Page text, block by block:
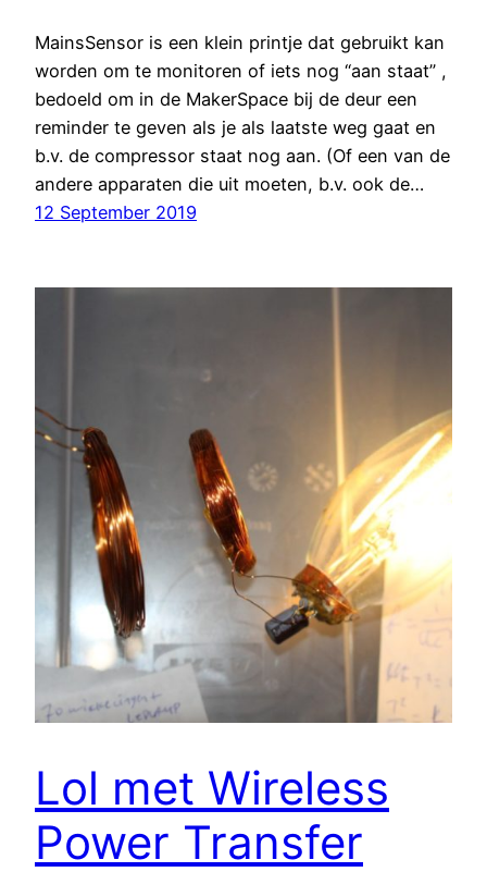
MainsSensor is een klein printje dat gebruikt kan
worden om te monitoren of iets nog “aan staat” ,
bedoeld om in de MakerSpace bij de deur een
reminder te geven als je als laatste weg gaat en
b.v. de compressor staat nog aan. (Of een van de
andere apparaten die uit moeten, b.v. ook de…
12 September 2019
Lol met Wireless
Power Transfer